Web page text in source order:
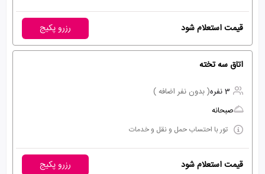
قیمت استعلام شود رزرو پکیج
اتاق سه تخته
3 نفره
( بدون نفر اضافه )
صبحانه
تور با احتساب حمل و نقل و خدمات
قیمت استعلام شود رزرو پکیج